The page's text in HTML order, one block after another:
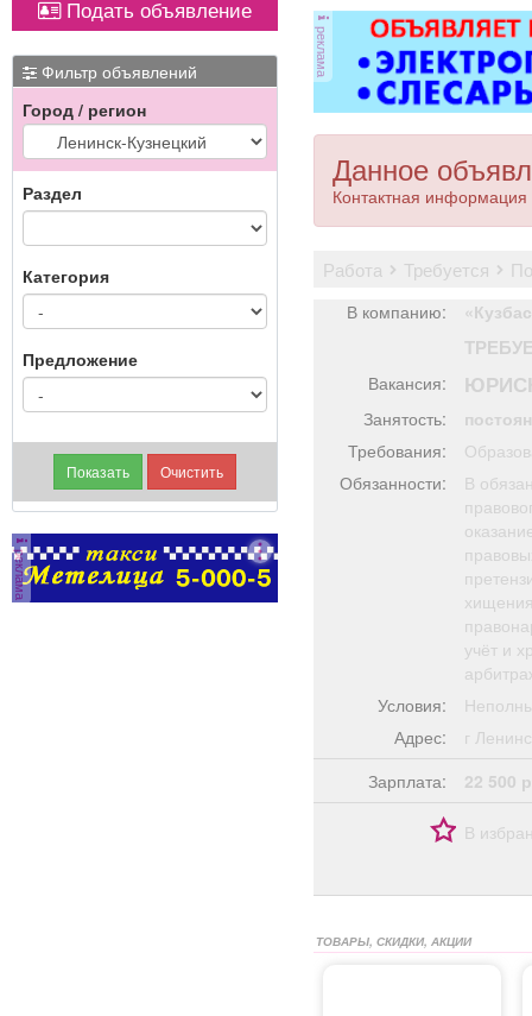
Подать объявление
Фильтр объявлений
Город / регион
Раздел
Категория
Предложение
реклама
реклама
Данное
Контактная информация
работа требуется
В компанию:
Вакансия:
Занятость:
Требования:
Обязанности:
В
учёт и
Условия:
Адрес:
г
Зарплата:
22 500
В
ТОВАРЫ, СКИДКИ, АКЦИИ